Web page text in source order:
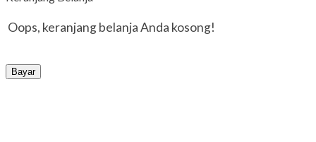
Oops, keranjang belanja Anda kosong!
Bayar